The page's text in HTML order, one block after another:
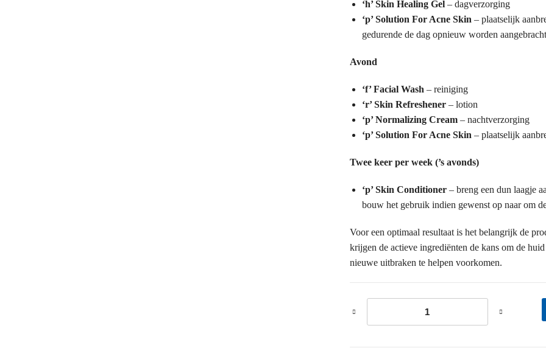
‘h’ Skin Healing Gel – dagverzorging
‘p’ Solution For Acne Skin – plaatselijk
gedurende de dag opnieuw worden
Avond
‘f’ Facial Wash – reiniging
‘r’ Skin Refreshener – lotion
‘p’ Normalizing Cream – nachtverzorging
‘p’ Solution For Acne Skin – plaatselijk
Twee keer per week (’s avonds)
‘p’ Skin Conditioner – breng een dun laagje
bouw het gebruik indien gewenst op naar om
Voor een optimaal resultaat is het belangrijk de
krijgen de actieve ingrediënten de kans om de
nieuwe uitbraken te helpen voorkomen.